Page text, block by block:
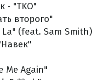
- "TKO"
второго"
(feat. Sam Smith)
Again"